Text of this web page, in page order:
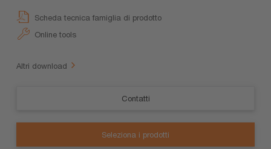
Scheda tecnica famiglia di prodotto
Online tools
Altri download
Contatti
Seleziona i prodotti